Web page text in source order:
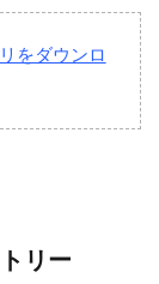
をダウンロ
リー